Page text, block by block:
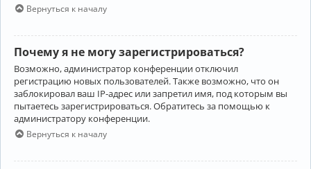
Вернуться к началу
Почему я не могу зарегистрироваться?
Возможно, администратор конференции отключил
регистрацию новых пользователей. Также возможно, что он
заблокировал ваш IP-адрес или запретил имя, под которым вы
пытаетесь зарегистрироваться. Обратитесь за помощью к
администратору конференции.
Вернуться к началу